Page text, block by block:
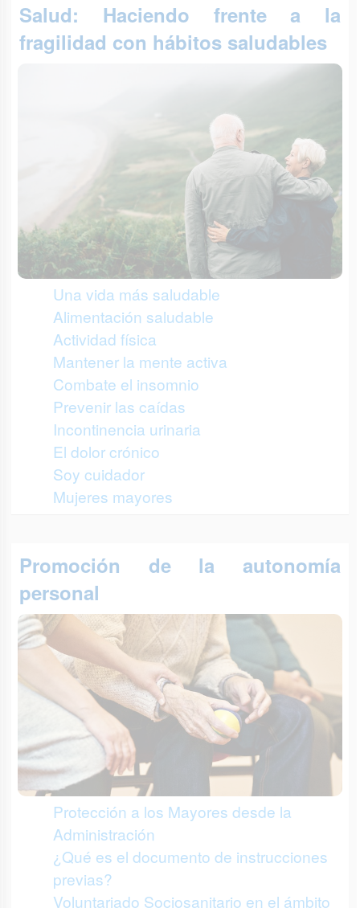
Salud: Haciendo frente a la
fragilidad con hábitos saludables
Una vida más saludable
Alimentación saludable
Actividad física
Mantener la mente activa
Combate el insomnio
Prevenir las caídas
Incontinencia urinaria
El dolor crónico
Soy cuidador
Mujeres mayores
Promoción de la autonomía
personal
Protección a los Mayores desde la
Administración
¿Qué es el documento de instrucciones
previas?
Voluntariado Sociosanitario en el ámbito